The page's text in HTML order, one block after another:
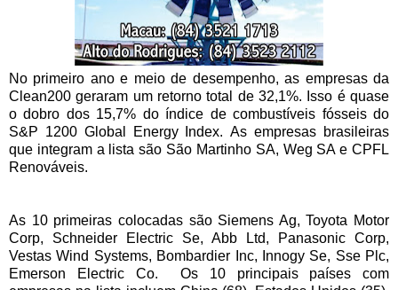
No primeiro ano e meio de desempenho, as empresas da
Clean200 geraram um retorno total de 32,1%. Isso é quase
o dobro dos 15,7% do índice de combustíveis fósseis do
S&P 1200 Global Energy Index.As empresas brasileiras
que integram a lista são São Martinho SA, Weg SA e CPFL
Renováveis.
As 10 primeiras colocadas são Siemens Ag, Toyota Motor
Corp, Schneider Electric Se, Abb Ltd, Panasonic Corp,
Vestas Wind Systems, Bombardier Inc, Innogy Se, Sse Plc,
Emerson Electric Co. Os 10 principais países com